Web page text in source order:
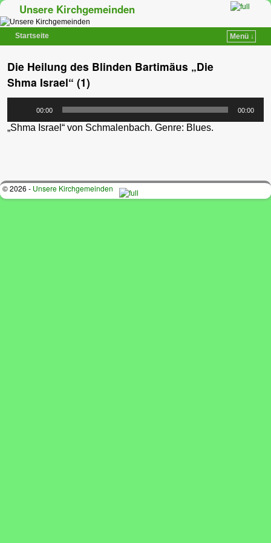
Unsere Kirchgemeinden
Startseite
Menü ↓
Die Heilung des Blinden Bartimäus „Die
Shma Israel“ (1)
00:00 00:00
„Shma Israel“ von Schmalenbach. Genre: Blues.
© 2026 - Unsere Kirchgemeinden